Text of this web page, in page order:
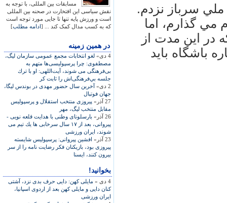
مسابقات بين المللی، با توجه به
نقش سياسی اين افتخارت در صحنه بين المللی
است و ورزش پايه تنها تا جايی مورد توجه است
که به کسب مدال کمک کند ... [ادامه مطلب]
در همين زمينه
4 دی»
لغو انتخابات مجمع عمومی سازمان ليگ،
مصطفوی: چرا پرسپوليسی‌ها متهم به
بی‌فرهنگی می شوند، آيت‌اللهی: او با ترك
جلسه بي‌فرهنگی‌اش را ثابت كر
2 دی»
آخرين سال حضور مهدی در بوندس ليگا،
جهان فوتبال
27 آذر»
پيروزی منتخب استقلال و پرسپوليس
مقابل منتخب ليگ، مهر
26 آذر»
بارسلوناى وطنى با هدايت قلعه نويى -
پيروانى، بعد از ۱۷ سال سرخابى ها يك تيم مى
شوند، ایران ورزشی
23 آذر»
افشين پيروانی: پرسپوليس شايسته
پيروزی بود، بازيکنان فکر رضايت نامه را از سر
بيرون کنند، ايسنا
بخوانید!
4 دی »
مايلى كهن: دايى حرف بدى نزد، آشتى
كنان دايى و مايلى كهن بعد از اردوى اسپانيا،
ايران ورزشى
سرباز نزدم.
مي گذارم، اما
در اين مدت از
باشگاه بايد